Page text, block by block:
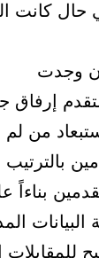
حال كانت
وجدت
إرفاق
من
بالترتيب